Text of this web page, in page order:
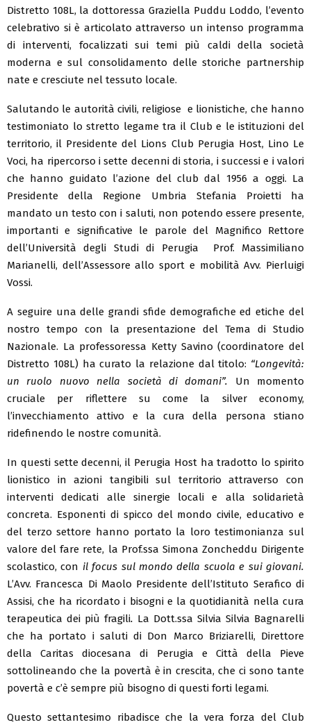
Distretto 108L, la dottoressa Graziella Puddu Loddo, l’evento
celebrativo si è articolato attraverso un intenso programma
di interventi, focalizzati sui temi più caldi della società
moderna e sul consolidamento delle storiche partnership
nate e cresciute nel tessuto locale.
Salutando le autorità civili, religiose e lionistiche, che hanno
testimoniato lo stretto legame tra il Club e le istituzioni del
territorio, il Presidente del Lions Club Perugia Host, Lino Le
Voci, ha ripercorso i sette decenni di storia, i successi e i valori
che hanno guidato l’azione del club dal 1956 a oggi. La
Presidente della Regione Umbria Stefania Proietti ha
mandato un testo con i saluti, non potendo essere presente,
importanti e significative le parole del Magnifico Rettore
dell’Università degli Studi di Perugia Prof. Massimiliano
Marianelli, dell’Assessore allo sport e mobilità Avv. Pierluigi
Vossi.
A seguire una delle grandi sfide demografiche ed etiche del
nostro tempo con la presentazione del Tema di Studio
Nazionale. La professoressa Ketty Savino (coordinatore del
Distretto 108L) ha curato la relazione dal titolo: “Longevità:
un ruolo nuovo nella società di domani”. Un momento
cruciale per riflettere su come la silver economy,
l’invecchiamento attivo e la cura della persona stiano
ridefinendo le nostre comunità.
In questi sette decenni, il Perugia Host ha tradotto lo spirito
lionistico in azioni tangibili sul territorio attraverso con
interventi dedicati alle sinergie locali e alla solidarietà
concreta. Esponenti di spicco del mondo civile, educativo e
del terzo settore hanno portato la loro testimonianza sul
valore del fare rete, la Prof.ssa Simona Zoncheddu Dirigente
scolastico, con il focus sul mondo della scuola e sui giovani.
L’Avv. Francesca Di Maolo Presidente dell’Istituto Serafico di
Assisi, che ha ricordato i bisogni e la quotidianità nella cura
terapeutica dei più fragili. La Dott.ssa Silvia Silvia Bagnarelli
che ha portato i saluti di Don Marco Briziarelli, Direttore
della Caritas diocesana di Perugia e Città della Pieve
sottolineando che la povertà è in crescita, che ci sono tante
povertà e c’è sempre più bisogno di questi forti legami.
Questo settantesimo ribadisce che la vera forza del Club